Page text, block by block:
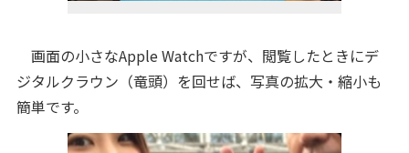
画面の小さなApple Watchですが、閲覧したときにデ
ジタルクラウン（竜頭）を回せば、写真の拡大・縮小も
簡単です。